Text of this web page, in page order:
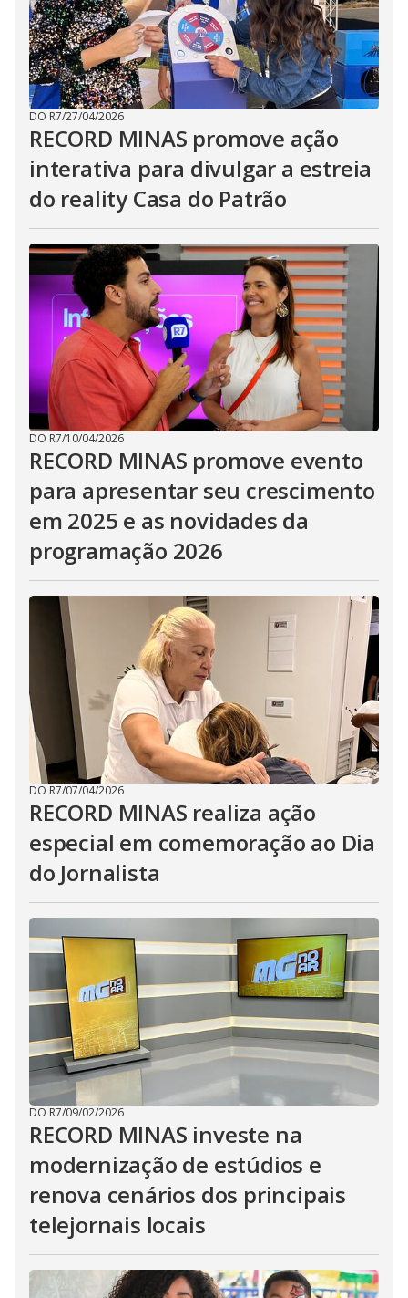
DO R7/27/04/2026
RECORD MINAS promove ação
interativa para divulgar a estreia
do reality Casa do Patrão
DO R7/10/04/2026
RECORD MINAS promove evento
para apresentar seu crescimento
em 2025 e as novidades da
programação 2026
DO R7/07/04/2026
RECORD MINAS realiza ação
especial em comemoração ao Dia
do Jornalista
DO R7/09/02/2026
RECORD MINAS investe na
modernização de estúdios e
renova cenários dos principais
telejornais locais